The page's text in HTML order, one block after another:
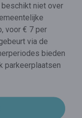
beschikt niet over
voor € 7 per
via de
bieden
parkeerplaatsen